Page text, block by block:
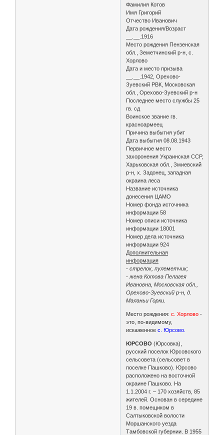
Фамилия Котов
Имя Григорий
Отчество Иванович
Дата рождения/Возраст
__.__.1916
Место рождения Пензенская
обл., Земетчинский р-н, с.
Хорлово
Дата и место призыва
__.__.1942, Орехово-
Зуевский РВК, Московская
обл., Орехово-Зуевский р-н
Последнее место службы 25
гв. сд
Воинское звание гв.
красноармеец
Причина выбытия убит
Дата выбытия 08.08.1943
Первичное место
захоронения Украинская ССР,
Харьковская обл., Змиевский
р-н, х. Задонец, западная
окраина леса
Название источника
донесения ЦАМО
Номер фонда источника
информации 58
Номер описи источника
информации 18001
Номер дела источника
информации 924
Дополнительная
информация
- стрелок, пулеметчик;
- жена Котова Пелагея
Ивановна, Московская обл.,
Орехово-Зуевский р-н, д.
Маланьи Горки.
Место рождения:с. Хорлово-
это, по-видимому,
искаженноес. Юрсово.
ЮРСОВО (Юрсовка),
русский поселок Юрсовского
сельсовета (сельсовет в
поселке Пашково). Юрсово
расположено на восточной
окраине Пашково. На
1.1.2004 г. – 170 хозяйств, 85
жителей. Основан в середине
19 в. помещиком в
Салтыковской волости
Моршанского уезда
Тамбовской губернии. В 1955